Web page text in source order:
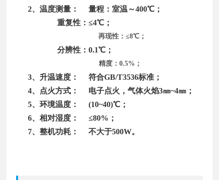
2、温度测量： 量程：室温～400℃；
重复性：≤4℃；
再现性：≤8℃；
分辨性：0.1℃；
精度：0.5%；
3、升温速度： 符合GB/T3536标准；
4、点火方式： 电子点火，气体火焰3㎜~4㎜；
5、环境温度： (10~40)℃；
6、相对湿度： ≤80%；
7、整机功耗： 不大于500W。